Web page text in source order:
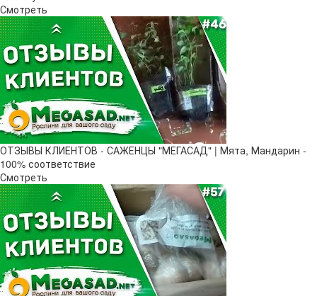
Смотреть
ОТЗЫВЫ КЛИЕНТОВ - САЖЕНЦЫ "МЕГАСАД" | Мята, Мандарин -
100% соответствие
Смотреть